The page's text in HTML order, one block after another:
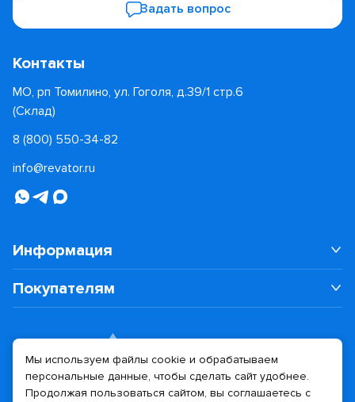
Задать вопрос
Контакты
МО, рп Томилино, ул. Гоголя, д.39/1 стр.6
(Склад)
8 (800) 550-34-82
info@revator.ru
Информация
Покупателям
Дизайн сайта Разработка сайта
Мы используем файлы cookie и обрабатываем
персональные данные, чтобы сделать сайт удобнее.
Продолжая пользоваться сайтом, вы соглашаетесь с